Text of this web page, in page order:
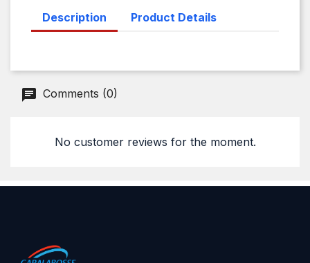
Description Product Details
Comments (0)
No customer reviews for the moment.